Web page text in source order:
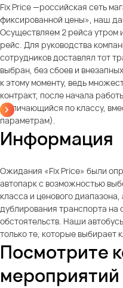
Fix Price —российская сеть
фиксированной цены», наш
Осуществляем 2 рейса утром
рейс. Для руководства
сотрудников доставлял тот
выбран, без сбоев и
к этому моменту, ведь
контракт, после начала
(отличающийся по классу,
параметрам).
Информация
Ожидания «Fix Price» были
автопарк с возможностью
класса и ценового
дублирования транспорта на
обстоятельств. Наши
только те, которые выбирает
Посмотрите
мероприятий